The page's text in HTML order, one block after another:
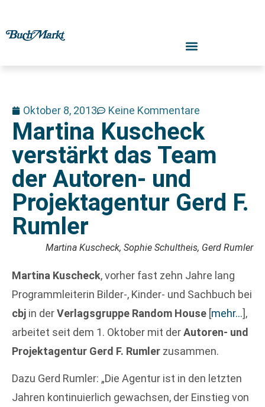
Oktober 8, 2013 Keine Kommentare
Martina Kuscheck
verstärkt das Team
der Autoren- und
Projektagentur Gerd F.
Rumler
Martina Kuscheck, Sophie Schultheis, Gerd Rumler
Martina Kuscheck, vorher fast zehn Jahre lang
Programmleiterin Bilder-, Kinder- und Sachbuch bei
cbj in derVerlagsgruppe Random House [mehr…],
arbeitet seit dem 1. Oktober mit derAutoren- und
Projektagentur Gerd F. Rumler zusammen.
Dazu Gerd Rumler: „Die Agentur ist in den letzten
Jahren kontinuierlich gewachsen, der Einstieg von